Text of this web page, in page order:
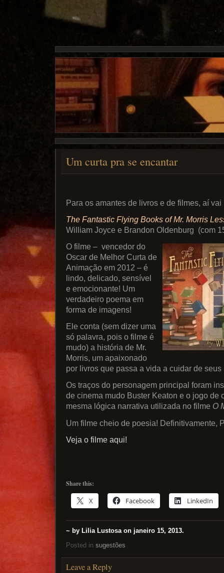
Um curta pra se encantar
Para os amantes de livros e de filmes, aí
The Fantastic Flying Books of Mr. Morris
William Joyce e Brandon Oldenburg (com
O filme – vencedor do
Oscar de Melhor Curta de
Animação em 2012 – é
lindo, delicado, sensível
e emocionante! Um
verdadeiro poema em
forma de imagens!
Ele conta (sem dizer uma
só palavra, pois o filme é
mudo) a história de Mr.
Morris, um apaixonado
por livros que passa a vida a cuidar de
Os traços do personagem principal foram
de cinema mudo Buster Keaton e o jogo de
mesma lógica narrativa utilizada no filme O
Um filme cheio de poesia! Definitivamente,
Veja o filme aqui!
Share this:
X Facebook LinkedIn
~ by Lilia Lustosa on janeiro 15, 2013.
Posted in sugestões
Leave a Reply